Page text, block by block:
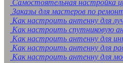
Самостоятельная настройка
Заказы для мастеров по
Как настроить антенну для
Как настроить спутниковую
Как настроить антенну для
Как настроить антенну для
Как настроить антенну для